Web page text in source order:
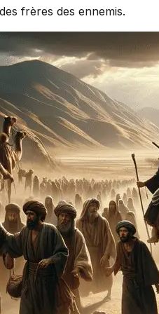
frères des ennemis.